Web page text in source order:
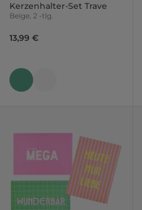
Kerzenhalter-Set Trave
Beige, 2 -tlg.
13,99 €